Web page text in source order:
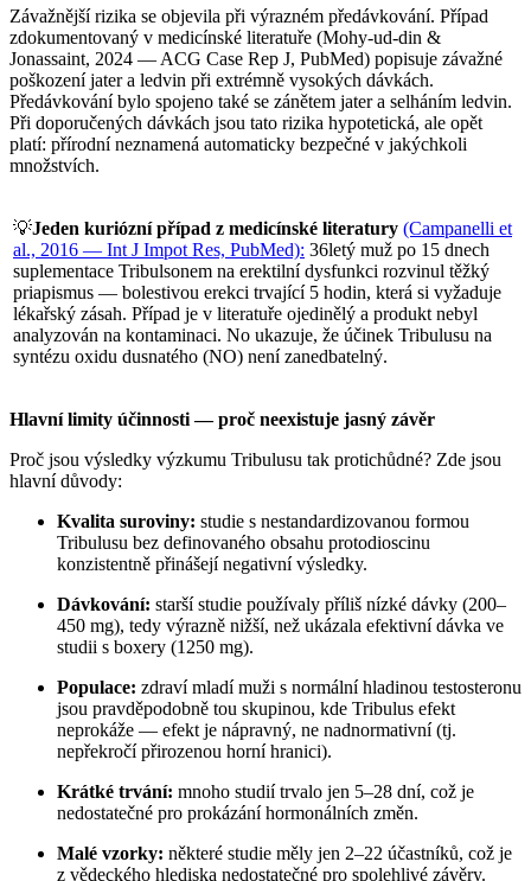
Závažnější rizika se objevila při výrazném předávkování. Případ
zdokumentovaný v medicínské literatuře (Mohy-ud-din &
Jonassaint, 2024 — ACG Case Rep J, PubMed) popisuje závažné
poškození jater a ledvin při extrémně vysokých dávkách.
Předávkování bylo spojeno také se zánětem jater a selháním ledvin.
Při doporučených dávkách jsou tato rizika hypotetická, ale opět
platí: přírodní neznamená automaticky bezpečné v jakýchkoli
množstvích.
💡Jeden kuriózní případ z medicínské literatury (Campanelli et
al., 2016 — Int J Impot Res, PubMed): 36letý muž po 15 dnech
suplementace Tribulsonem na erektilní dysfunkci rozvinul těžký
priapismus — bolestivou erekci trvající 5 hodin, která si vyžaduje
lékařský zásah. Případ je v literatuře ojedinělý a produkt nebyl
analyzován na kontaminaci. No ukazuje, že účinek Tribulusu na
syntézu oxidu dusnatého (NO) není zanedbatelný.
Hlavní limity účinnosti — proč neexistuje jasný závěr
Proč jsou výsledky výzkumu Tribulusu tak protichůdné? Zde jsou
hlavní důvody:
Kvalita suroviny: studie s nestandardizovanou formou
Tribulusu bez definovaného obsahu protodioscinu
konzistentně přinášejí negativní výsledky.
Dávkování: starší studie používaly příliš nízké dávky (200–
450 mg), tedy výrazně nižší, než ukázala efektivní dávka ve
studii s boxery (1250 mg).
Populace: zdraví mladí muži s normální hladinou testosteronu
jsou pravděpodobně tou skupinou, kde Tribulus efekt
neprokáže — efekt je nápravný, ne nadnormativní (tj.
nepřekročí přirozenou horní hranici).
Krátké trvání: mnoho studií trvalo jen 5–28 dní, což je
nedostatečné pro prokázání hormonálních změn.
Malé vzorky: některé studie měly jen 2–22 účastníků, což je
z vědeckého hlediska nedostatečné pro spolehlivé závěry.